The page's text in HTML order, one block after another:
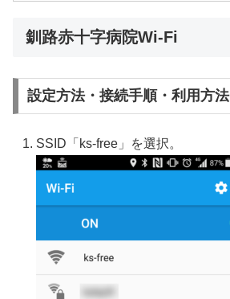
釧路赤十字病院Wi-Fi
設定方法・接続手順・利用方法
SSID「ks-free」を選択。